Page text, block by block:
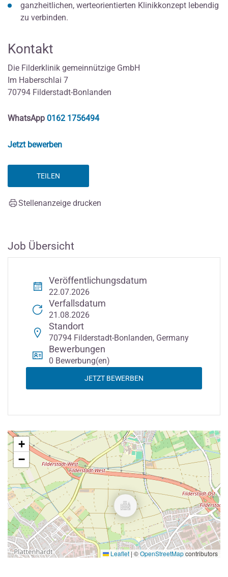
ganzheitlichen, werteorientierten Klinikkonzept lebendig
zu verbinden.
Kontakt
Die Filderklinik gemeinnützige GmbH
Im Haberschlai 7
70794 Filderstadt-Bonlanden
WhatsApp 0162 1756494
Jetzt bewerben
TEILEN
Stellenanzeige drucken
Job Übersicht
Veröffentlichungsdatum
22.07.2026
Verfallsdatum
21.08.2026
Standort
70794 Filderstadt-Bonlanden, Germany
Bewerbungen
0 Bewerbung(en)
JETZT BEWERBEN
+
−
Leaflet | ©OpenStreetMapcontributors